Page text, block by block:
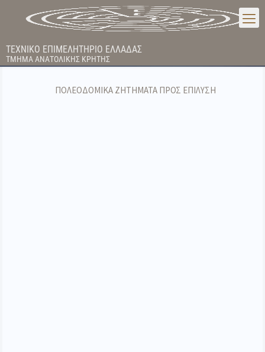
ΤΕΧΝΙΚΟ ΕΠΙΜΕΛΗΤΗΡΙΟ ΕΛΛΑΔΑΣ
ΤΜΗΜΑ ΑΝΑΤΟΛΙΚΗΣ ΚΡΗΤΗΣ
ΠΟΛΕΟΔΟΜΙΚΑ ΖΗΤΗΜΑΤΑ ΠΡΟΣ ΕΠΙΛΥΣΗ